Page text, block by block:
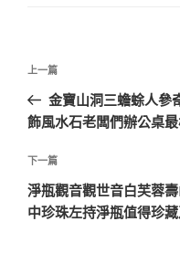
文
導
覽
上
一
篇
章
上一篇
金寶山洞三蟾蜍人參
飾風水石老闆們辦公桌
下
一
篇
下一篇
淨瓶觀音觀世音白芙蓉
中珍珠左持淨瓶值得珍